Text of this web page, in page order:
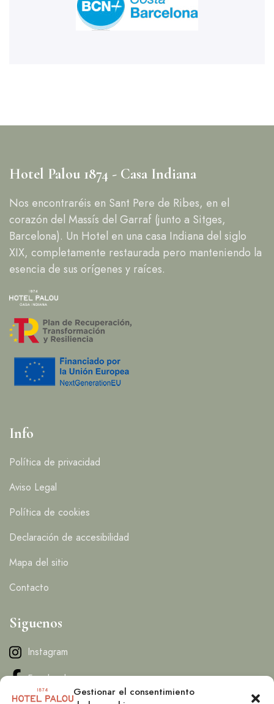
Gestionar el consentimiento
Hotel Palou 1874 - Casa Indiana
Nos encontraréis en Sant Pere de Ribes, en el
corazón del Massís del Garraf (junto a Sitges,
Barcelona). Un Hotel en una casa Indiana del siglo
XIX, completamente restaurada pero manteniendo la
esencia de sus orígenes y raíces.
Info
Política de privacidad
Aviso Legal
Política de cookies
Declaración de accesibilidad
Mapa del sitio
Contacto
Siguenos
Instagram
Facebook